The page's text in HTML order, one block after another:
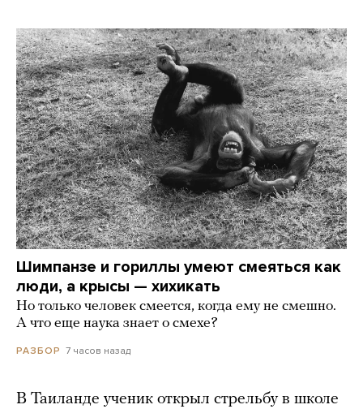
Шимпанзе и гориллы умеют смеяться как
люди, а крысы — хихикать
Но только человек смеется, когда ему не смешно.
А что еще наука знает о смехе?
РАЗБОР 7 часов назад
В Таиланде ученик открыл стрельбу в школе